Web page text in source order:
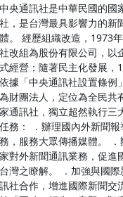
中央通訊社是中華民國的國
社，是台灣最具影響力的新
體。 經歷組織改造，1973
社改組為股份有限公司，以
式經營；隨著民主化發展，
依據「中央通訊社設置條例
為財團法人，定位為全民共
家通訊社，獨立超然執行三
任務： ．辦理國內外新聞報
務，服務大眾傳播媒體。 ．
家對外新聞通訊業務，促進
台灣之瞭解。 ．加強與國際
訊社合作，增進國際新聞交